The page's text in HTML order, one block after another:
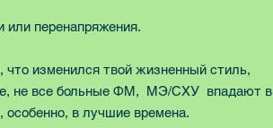
или перенапряжения.
изменился твой жизненный стиль,
не все больные ФМ, МЭ/СХУ впадают в
особенно, в лучшие времена.